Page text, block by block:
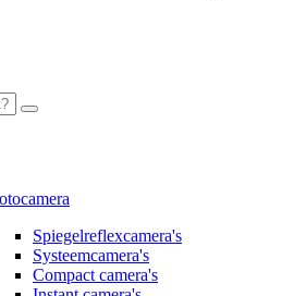
Spiegelreflexcamera's
Systeemcamera's
Compact camera's